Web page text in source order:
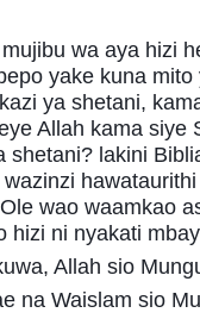
wa aya hizi
yake kuna
ya shetani,
Allah kama siye
shetani? lakini
wao waamkao
hizi ni nyakati
Allah sio
na Waislam sio